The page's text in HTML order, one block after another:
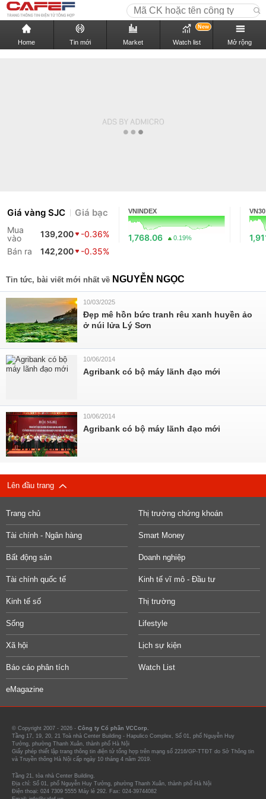
Home Tin mới Market Watch list
New
Mở rộng
Giá vàng SJC Giá bạc
Mua
vào
139,200
-0.36%
Bán ra
142,200 -0.35%
VNINDEX
1,768.06 0.19%
VN30
Tin tức, bài viết mới nhất về NGUYỄN NGỌC
10/03/2025
Đẹp mê hồn bức tranh rêu xanh huyền ảo
ở núi lửa Lý Sơn
10/06/2014
Agribank có bộ máy lãnh đạo mới
10/06/2014
Agribank có bộ máy lãnh đạo mới
Lên đầu trang
Trang chủ Thị trường chứng khoán
Tài chính - Ngân hàng Smart Money
Bất động sản Doanh nghiệp
Tài chính quốc tế Kinh tế vĩ mô - Đầu tư
Kinh tế số Thị trường
Sống Lifestyle
Xã hội Lịch sự kiện
Báo cáo phân tích Watch List
eMagazine
© Copyright 2007 - 2026 - Công ty Cổ phần VCCorp.
Tầng 17, 19, 20, 21 Toà nhà Center Building - Hapulico Complex, Số 01, phố Nguyễn Huy
Tưởng, phường Thanh Xuân, thành phố Hà Nội
Giấy phép thiết lập trang thông tin điện tử tổng hợp trên mạng số 2216/GP-TTĐT do Sở Thông tin
và Truyền thông Hà Nội cấp ngày 10 tháng 4 năm 2019.
Tầng 21, tòa nhà Center Building.
Địa chỉ: Số 01, phố Nguyễn Huy Tưởng, phường Thanh Xuân, thành phố Hà Nội
Điện thoại: 024 7309 5555 Máy lẻ 292. Fax: 024-39744082